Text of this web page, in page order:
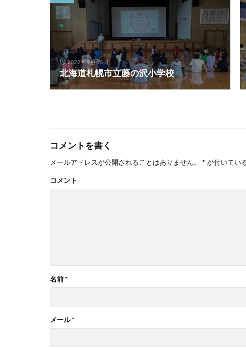
2022年9月16日
北海道札幌市立藤の沢小学校
コメントを書く
メールアドレスが公開されることはありません。 * が付いてい
コメント
名前*
メール*